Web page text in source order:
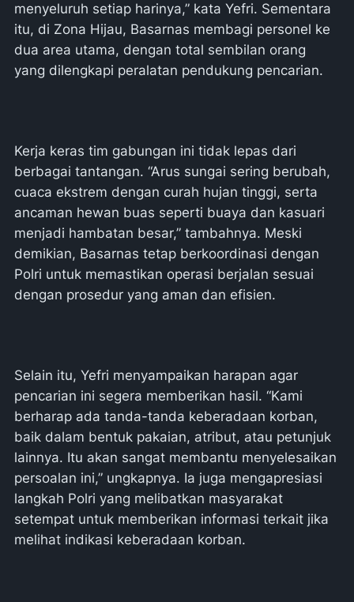
menyeluruh setiap harinya,” kata Yefri. Sementara
itu, di Zona Hijau, Basarnas membagi personel ke
dua area utama, dengan total sembilan orang
yang dilengkapi peralatan pendukung pencarian.
Kerja keras tim gabungan ini tidak lepas dari
berbagai tantangan. “Arus sungai sering berubah,
cuaca ekstrem dengan curah hujan tinggi, serta
ancaman hewan buas seperti buaya dan kasuari
menjadi hambatan besar,” tambahnya. Meski
demikian, Basarnas tetap berkoordinasi dengan
Polri untuk memastikan operasi berjalan sesuai
dengan prosedur yang aman dan efisien.
Selain itu, Yefri menyampaikan harapan agar
pencarian ini segera memberikan hasil. “Kami
berharap ada tanda-tanda keberadaan korban,
baik dalam bentuk pakaian, atribut, atau petunjuk
lainnya. Itu akan sangat membantu menyelesaikan
persoalan ini,” ungkapnya. Ia juga mengapresiasi
langkah Polri yang melibatkan masyarakat
setempat untuk memberikan informasi terkait jika
melihat indikasi keberadaan korban.